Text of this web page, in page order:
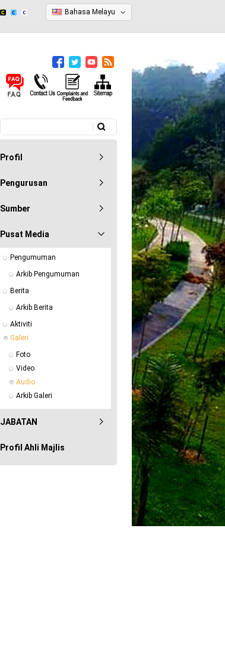
Bahasa Melayu
Borang carian
Profil
Pengurusan
Sumber
Pusat Media
Pengumuman
Arkib Pengumuman
Berita
Arkib Berita
Aktiviti
Galeri
Foto
Video
Audio
Arkib Galeri
JABATAN
Profil Ahli Majlis